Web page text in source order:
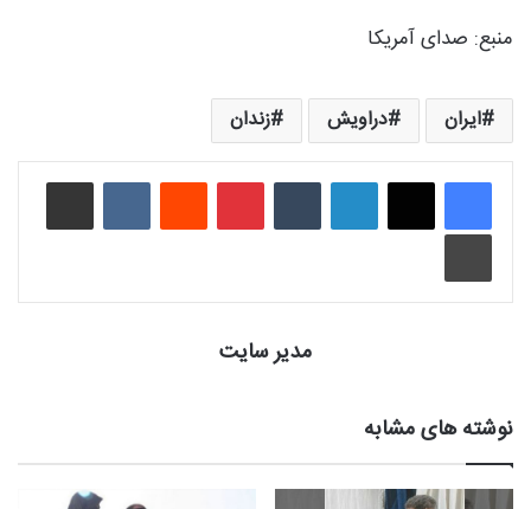
منبع:‌ صدای آمریکا
ایران دراویش زندان
لینکدین ‫پین‌ترست ‫رددیت
چاپ
مدیر سایت
نوشته های مشابه